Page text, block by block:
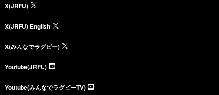
X(JRFU)
X(JRFU) English
X(みんなでラグビー)
Youtube(JRFU)
Youtube(みんなでラグビーTV)